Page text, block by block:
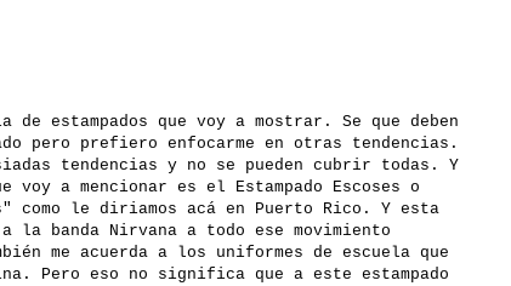
estampados que voy a mostrar. Se que deben
pero prefiero enfocarme en otras tendencias.
tendencias y no se pueden cubrir todas. Y
voy a mencionar es el Estampado Escoses o
le diriamos acá en Puerto Rico. Y esta
la banda Nirvana a todo ese movimiento
me acuerda a los uniformes de escuela que
Pero eso no significa que a este estampado